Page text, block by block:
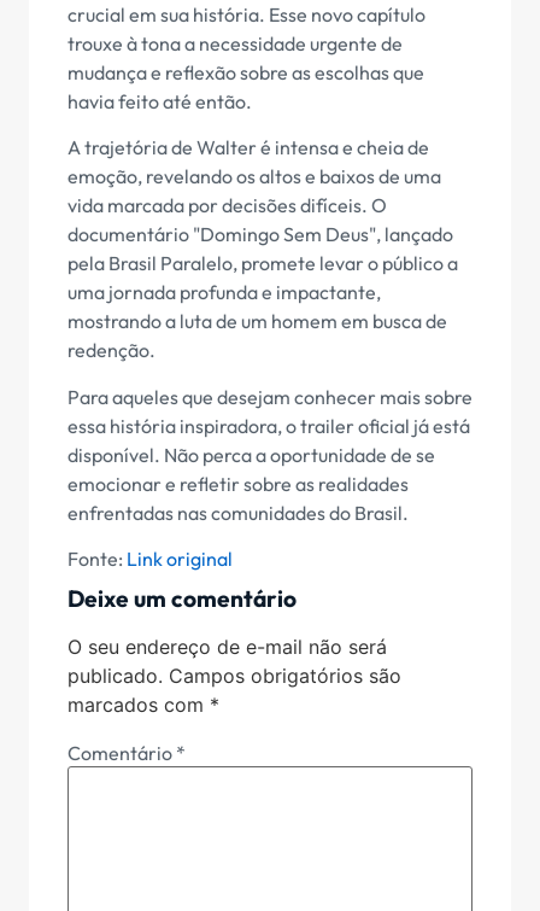
crucial em sua história. Esse novo capítulo
trouxe à tona a necessidade urgente de
mudança e reflexão sobre as escolhas que
havia feito até então.
A trajetória de Walter é intensa e cheia de
emoção, revelando os altos e baixos de uma
vida marcada por decisões difíceis. O
documentário "Domingo Sem Deus", lançado
pela Brasil Paralelo, promete levar o público a
uma jornada profunda e impactante,
mostrando a luta de um homem em busca de
redenção.
Para aqueles que desejam conhecer mais sobre
essa história inspiradora, o trailer oficial já está
disponível. Não perca a oportunidade de se
emocionar e refletir sobre as realidades
enfrentadas nas comunidades do Brasil.
Fonte: Link original
Deixe um comentário
O seu endereço de e-mail não será
publicado. Campos obrigatórios são
marcados com *
Comentário *